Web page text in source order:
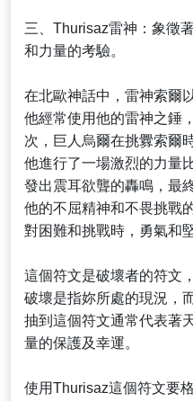
三、Thurisaz雷神：象徵
和力量的考驗。
在北歐神話中，雷神索爾
他經常使用他的雷神之錘
次，巨人烏爾在挑釁索爾
他進行了一場激烈的力量
發出震耳欲聾的轟鳴，最
他的不屈精神和不畏挑戰
對困難和挑戰時，勇氣和
這個符文是破壞者的符文
破壞是指妳所處的現況，
抽到這個符文通常代表著
量的保護及幸運。
使用Thurisaz這個符文要